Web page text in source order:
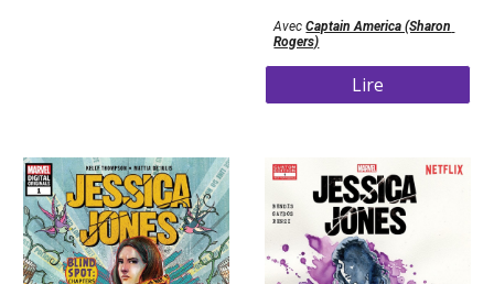
Avec Captain America (Sharon
Rogers)
Lire